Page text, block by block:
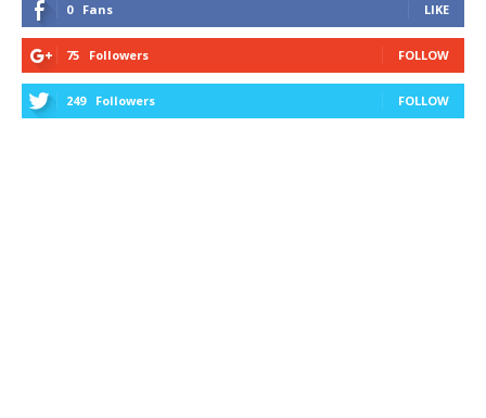
0 Fans LIKE
75 Followers FOLLOW
249 Followers FOLLOW